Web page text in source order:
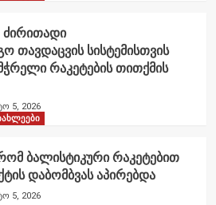
ძირითადი
თავდაცვის სისტემისთვის
რაკეტების თითქმის
5, 2026
ბალისტიკური რაკეტებით
დაბომბვას აპირებდა
5, 2026